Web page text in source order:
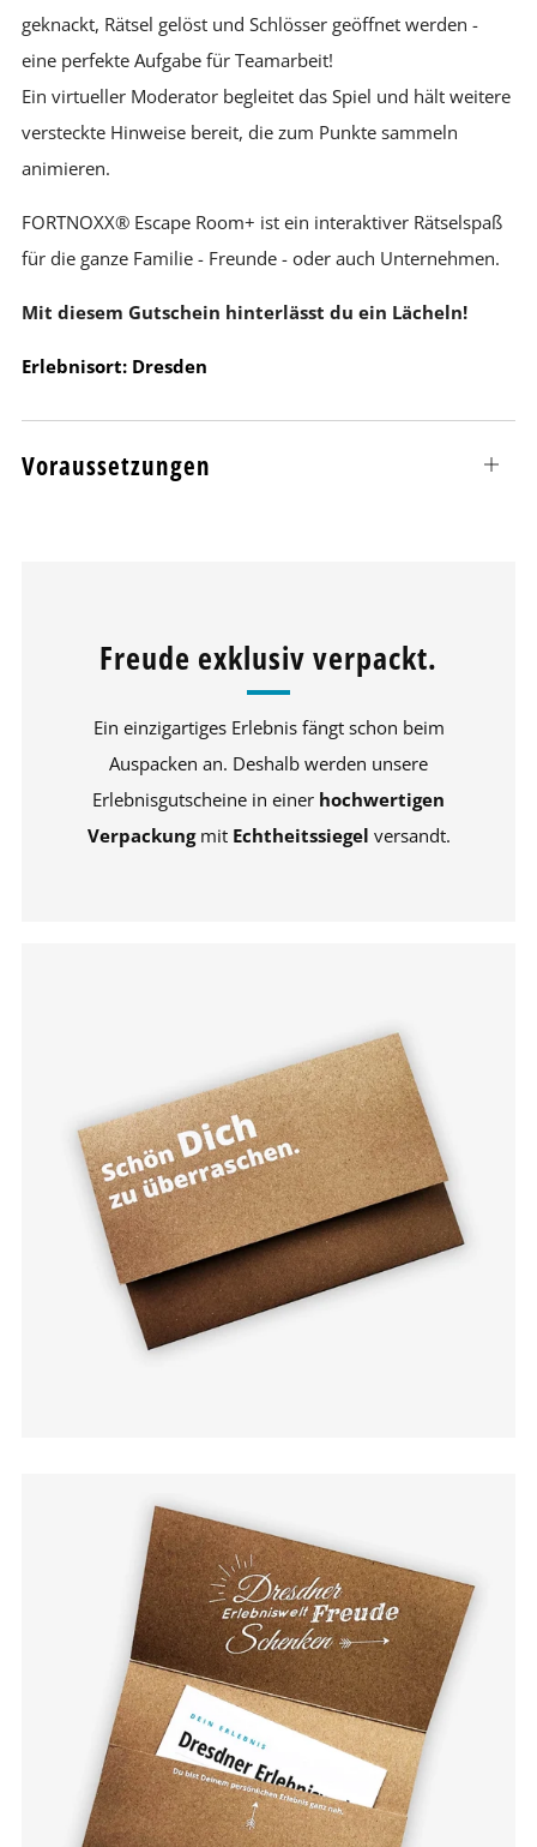
geknackt, Rätsel gelöst und Schlösser geöffnet werden -
eine perfekte Aufgabe für Teamarbeit!
Ein virtueller Moderator begleitet das Spiel und hält weitere
versteckte Hinweise bereit, die zum Punkte sammeln
animieren.
FORTNOXX® Escape Room+ ist ein interaktiver Rätselspaß
für die ganze Familie - Freunde - oder auch Unternehmen.
Mit diesem Gutschein hinterlässt du ein Lächeln!
Erlebnisort: Dresden
Voraussetzungen
Open
Freude exklusiv verpackt.
Ein einzigartiges Erlebnis fängt schon beim
Auspacken an. Deshalb werden unsere
Erlebnisgutscheine in einer hochwertigen
Verpackungmit Echtheitssiegel versandt.